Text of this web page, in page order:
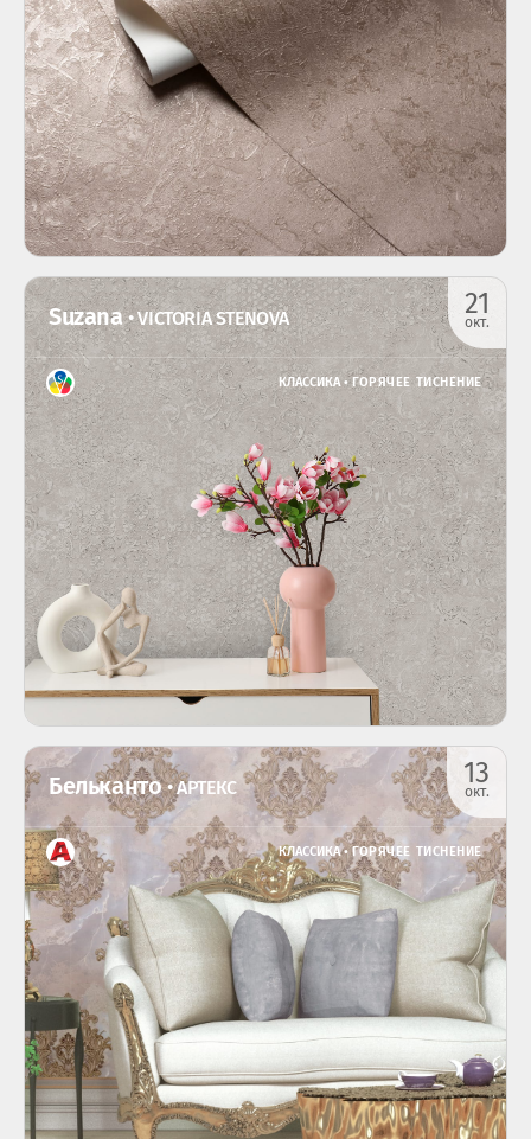
21
окт.
Suzana• VICTORIA STENOVA
КЛАССИКА •ГОРЯЧЕЕ ТИСНЕНИЕ
13
окт.
Бельканто• АРТЕКС
КЛАССИКА •ГОРЯЧЕЕ ТИСНЕНИЕ